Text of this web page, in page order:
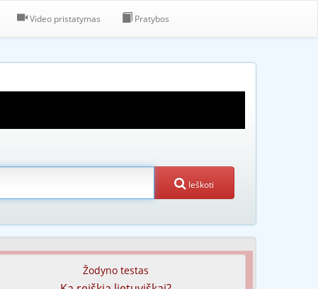
Video pristatymas Pratybos
Ieškoti
Žodyno testas